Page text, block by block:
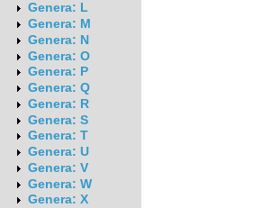
Genera: L
Genera: M
Genera: N
Genera: O
Genera: P
Genera: Q
Genera: R
Genera: S
Genera: T
Genera: U
Genera: V
Genera: W
Genera: X